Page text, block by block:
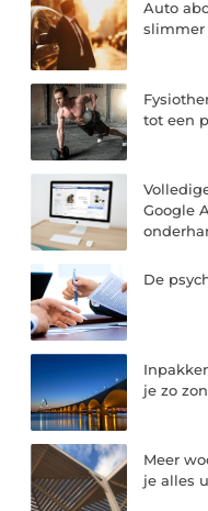
Auto
slimmer
tot een
Google
De
je zo
Meer
je alles